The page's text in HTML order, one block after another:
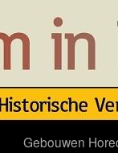
Gebouwen